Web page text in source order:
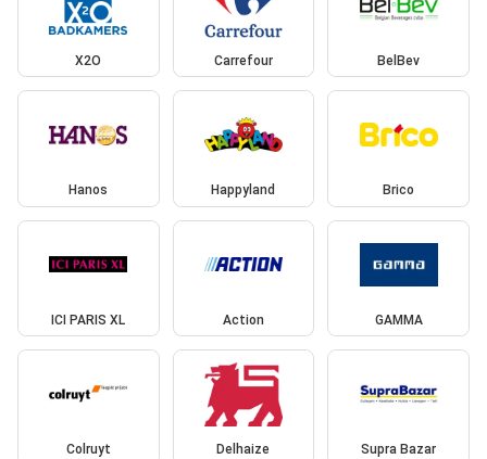
X2O Carrefour BelBev
Hanos Happyland Brico
ICI PARIS XL Action GAMMA
Colruyt Delhaize Supra Bazar